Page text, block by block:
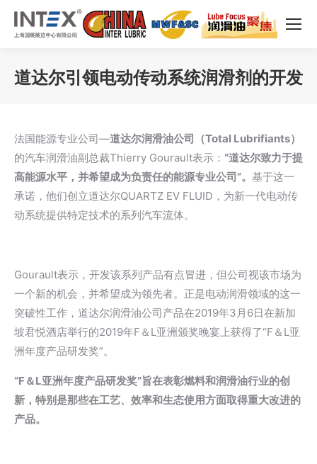
道达尔引领电动传动系统润滑剂的开发
法国能源专业公司—道达尔润滑油公司（Total Lubrifiants）
的汽车润滑油副总裁Thierry Gourault表示： “道达尔致力于提
高能源水平，并希望成为负责任的能源专业公司”。 基于这一
承诺，他们创立道达尔QUARTZ EV FLUID，为新一代电动传
动系统提供特定技术的系列汽车流体。
Gourault表示，开发该系列产品有点冒进，但公司视该市场为
一个新的机会，并希望成为领先者。正是电动润滑领域的这一
突破性工作，道达尔润滑油公司产品在2019年3月6日在新加
坡君悦酒店举行的2019年F＆L亚洲颁奖晚宴上获得了“F＆L亚
洲年度产品研发奖”。
“F＆L亚洲年度产品研发奖”旨在表彰燃料和润滑油行业的创
新，特别是那些在工艺、效率和生态使用方面取得重大改进的
产品。